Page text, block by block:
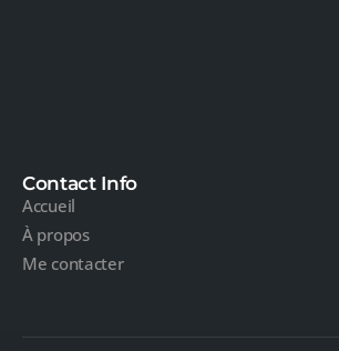
Contact Info
Accueil
À propos
Me contacter